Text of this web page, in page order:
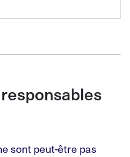
sont peut-être pas